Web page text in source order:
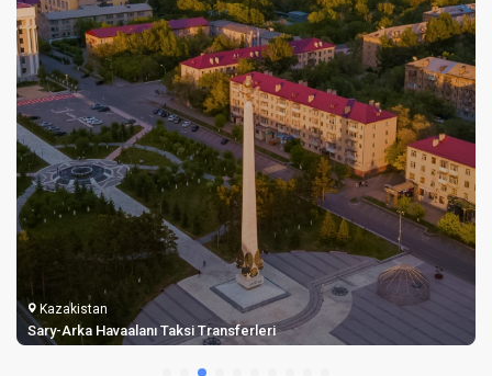
Kazakistan
Sary-Arka Havaalanı Taksi Transferleri